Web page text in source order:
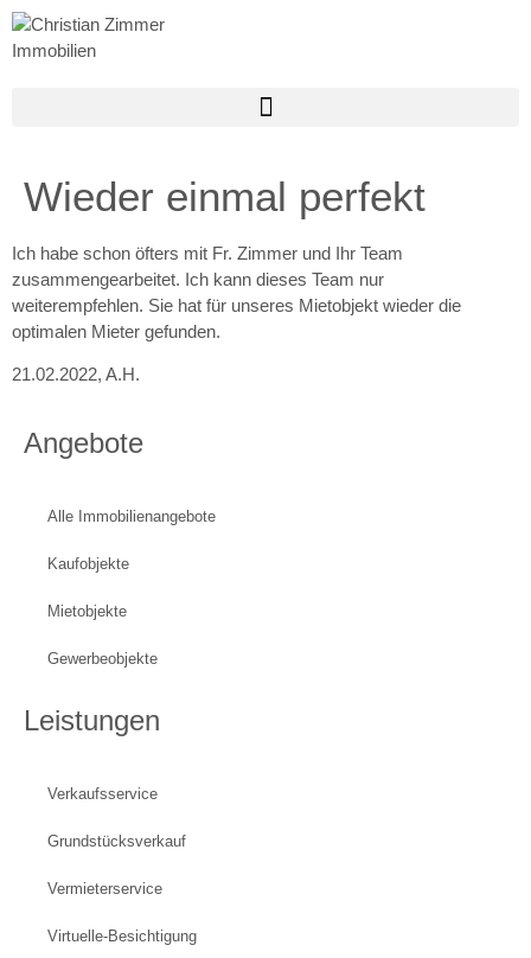
Wieder einmal perfekt
Ich habe schon öfters mit Fr. Zimmer und Ihr Team
zusammengearbeitet. Ich kann dieses Team nur
weiterempfehlen. Sie hat für unseres Mietobjekt wieder die
optimalen Mieter gefunden.
21.02.2022, A.H.
Angebote
Alle Immobilienangebote
Kaufobjekte
Mietobjekte
Gewerbeobjekte
Leistungen
Verkaufsservice
Grundstücksverkauf
Vermieterservice
Virtuelle-Besichtigung